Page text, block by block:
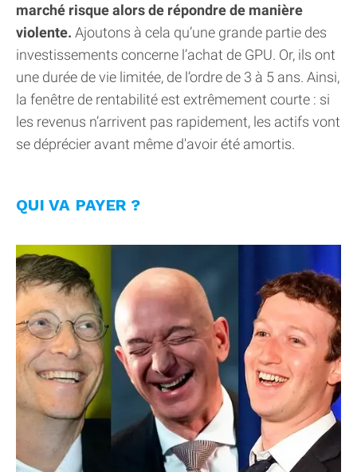
marché risque alors de répondre de manière
violente. Ajoutons à cela qu’une grande partie des
investissements concerne l’achat de GPU. Or, ils ont
une durée de vie limitée, de l’ordre de 3 à 5 ans. Ainsi,
la fenêtre de rentabilité est extrêmement courte : si
les revenus n’arrivent pas rapidement, les actifs vont
se déprécier avant même d'avoir été amortis.
QUI VA PAYER ?